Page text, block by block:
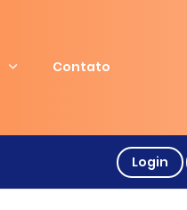
Contato
Login